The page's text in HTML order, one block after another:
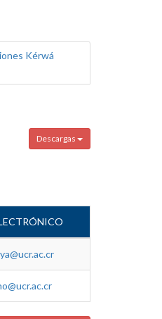
Kérwá
Descargas